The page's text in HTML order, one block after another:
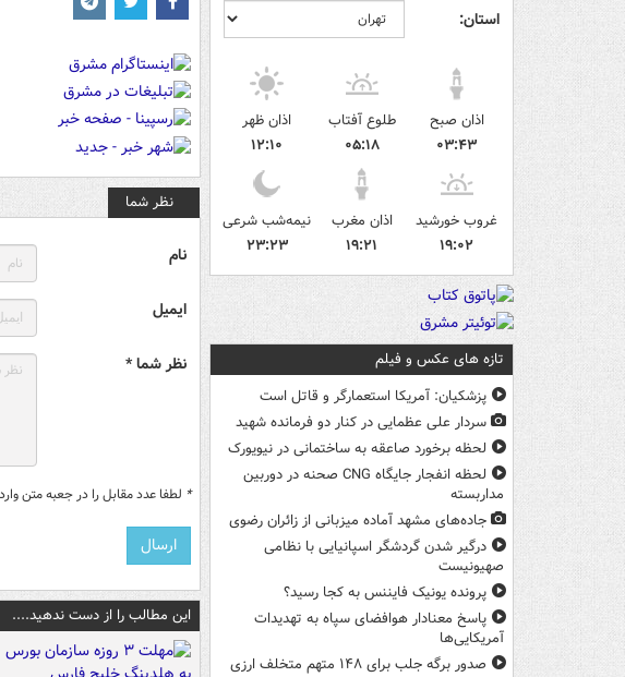
استان:
اذان صبح
۰۳:۴۳
طلوع آفتاب
۰۵:۱۸
اذان ظهر
۱۲:۱۰
غروب خورشید
۱۹:۰۲
اذان مغرب
۱۹:۲۱
نیمه‌شب شرعی
۲۳:۲۳
تازه های عکس و فیلم
پزشکیان: آمریکا استعمارگر و قاتل است
سردار علی عظمایی در کنار دو فرمانده شهید
لحظه برخورد صاعقه به ساختمانی در نیویورک
لحظه انفجار جایگاه CNG صحنه در دوربین
مداربسته
جاده‌های مشهد آماده میزبانی از زائران رضوی
درگیر شدن گردشگر اسپانیایی با نظامی
صهیونیست
پرونده یونیک فایننس به کجا رسید؟
پاسخ معنادار هوافضای سپاه به تهدیدات
آمریکایی‌ها
صدور برگه جلب برای ۱۴۸ متهم متخلف ارزی
نظر شما
نام
ایمیل
نظر شما *
* لطفا عدد مقابل را در جعبه متن
این مطالب را از دست ندهید....